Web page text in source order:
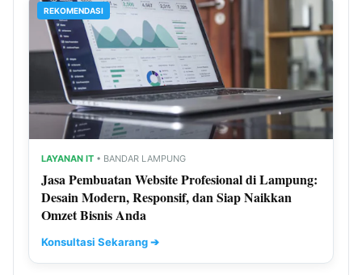
REKOMENDASI
LAYANAN IT • BANDAR LAMPUNG
Jasa Pembuatan Website Profesional di Lampung:
Desain Modern, Responsif, dan Siap Naikkan
Omzet Bisnis Anda
Konsultasi Sekarang ➔